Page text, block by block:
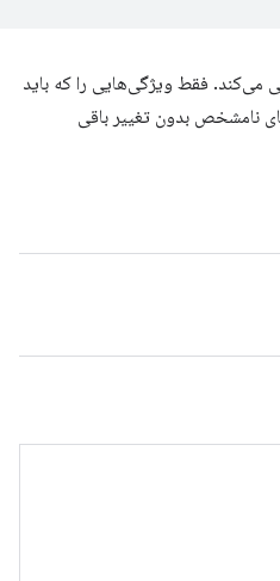
می‌کند. فقط ویژگی‌هایی را که باید
نامشخص بدون تغییر باقی